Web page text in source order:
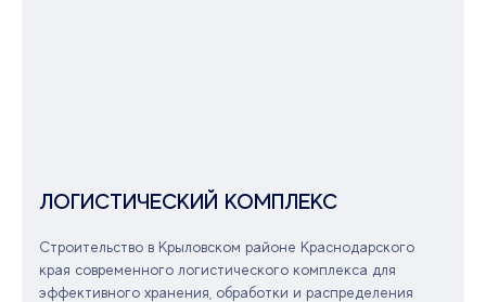
ЛОГИСТИЧЕСКИЙ КОМПЛЕКС
Строительство в Крыловском районе Краснодарского
края современного логистического комплекса для
эффективного хранения, обработки и распределения